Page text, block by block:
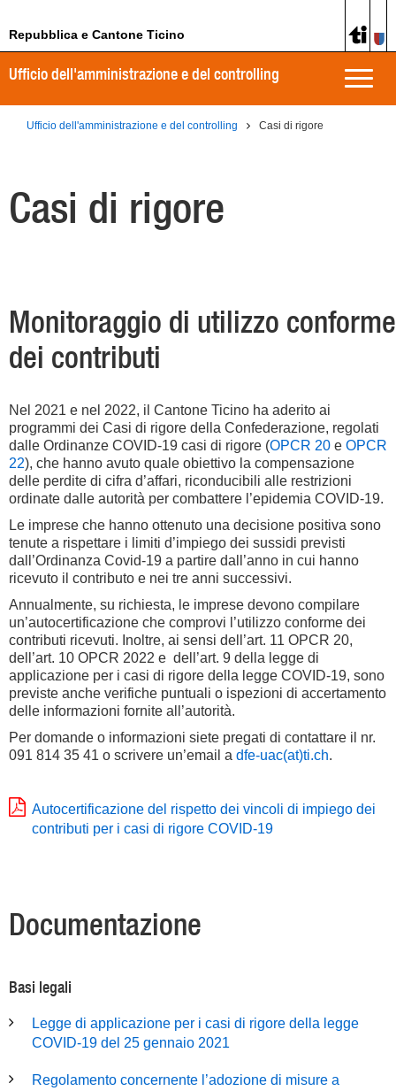
Repubblica e Cantone Ticino
Toggle
Ufficio dell'amministrazione e del controlling
Ufficio dell'amministrazione e del controlling Casi di rigore
Casi di rigore
Monitoraggio di utilizzo conforme
dei contributi
Nel 2021 e nel 2022, il Cantone Ticino ha aderito ai
programmi dei Casi di rigore della Confederazione, regolati
dalle Ordinanze COVID-19 casi di rigore (OPCR 20 e OPCR
22), che hanno avuto quale obiettivo la compensazione
delle perdite di cifra d’affari, riconducibili alle restrizioni
ordinate dalle autorità per combattere l’epidemia COVID-19.
Le imprese che hanno ottenuto una decisione positiva sono
tenute a rispettare i limiti d’impiego dei sussidi previsti
dall’Ordinanza Covid-19 a partire dall’anno in cui hanno
ricevuto il contributo e nei tre anni successivi.
Annualmente, su richiesta, le imprese devono compilare
un’autocertificazione che comprovi l’utilizzo conforme dei
contributi ricevuti. Inoltre, ai sensi dell’art. 11 OPCR 20,
dell’art. 10 OPCR 2022 e dell’art. 9 della legge di
applicazione per i casi di rigore della legge COVID-19, sono
previste anche verifiche puntuali o ispezioni di accertamento
delle informazioni fornite all’autorità.
Per domande o informazioni siete pregati di contattare il nr.
091 814 35 41 o scrivere un’email a dfe-uac(at)ti.ch.
Autocertificazione del rispetto dei vincoli di impiego dei
contributi per i casi di rigore COVID-19
Documentazione
Basi legali
Legge di applicazione per i casi di rigore della legge
COVID-19 del 25 gennaio 2021
Regolamento concernente l’adozione di misure a